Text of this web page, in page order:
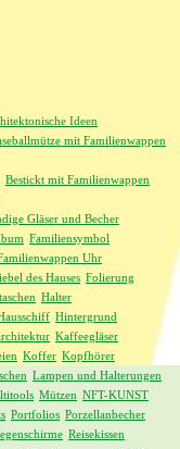
Ideen
mit Familienwappen
Bestickt mit Familienwappen
Gläser und Becher
Familiensymbol
Uhr
des Hauses Folierung
Halter
Hintergrund
Kaffeegläser
Koffer Kopfhörer
Lampen und Halterungen
Mützen NFT-KUNST
Portfolios Porzellanbecher
Reisekissen